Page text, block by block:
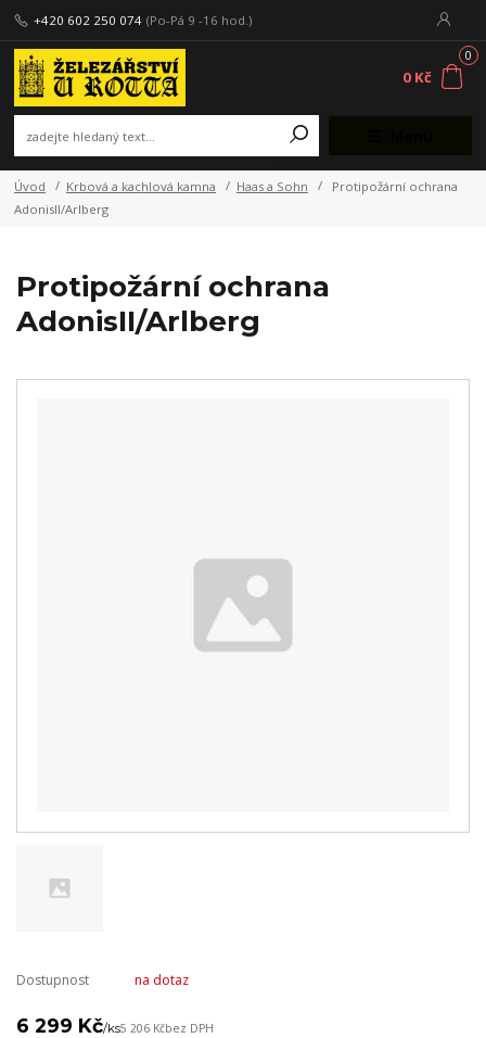
+420 602 250 074 (Po-Pá 9 -16 hod.)
0
0 Kč
Úvod Krbová a kachlová kamna Haas a Sohn
Protipožární ochrana
AdonisII/Arlberg
Protipožární ochrana
AdonisII/Arlberg
Dostupnost na dotaz
6 299 Kč/ks5 206 Kčbez DPH